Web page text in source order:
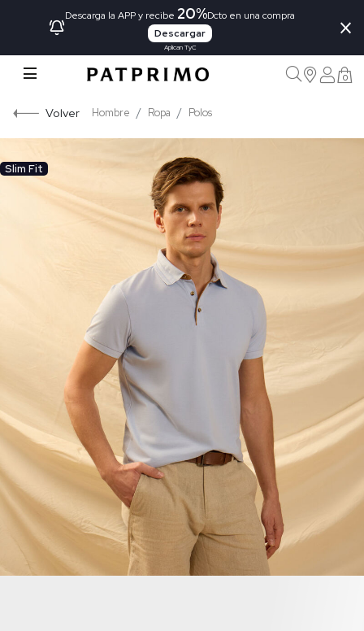
Descarga la APP y recibe 20%Dcto en una compra
Descargar
Aplican TyC
×
0
Volver Hombre Ropa Polos
Slim Fit